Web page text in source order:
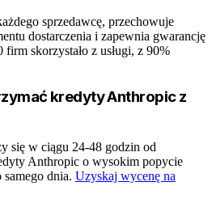
sprzedawcę, przechowuje
dostarczenia i zapewnia gwarancję
skorzystało z usługi, z 90%
kredyty Anthropic z
się w ciągu 24-48 godzin od
Anthropic o wysokim popycie
samego dnia. Uzyskaj wycenę na